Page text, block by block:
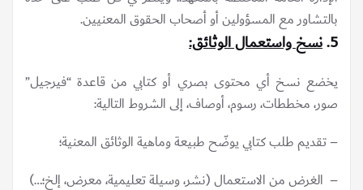
بالتشاور مع المسؤولين أو أصحاب الحقوق المعنيين.
5. نسخواستعمال الوثائق:
يخضع نسخ أي محتوى بصري أو كتابي من قاعدة “فيرجيل”
صور، مخططات، رسوم، أوصاف، إلى الشروط التالية:
– تقديم طلب كتابي يوضّح طبيعة وماهية الوثائق المعنية؛
– الغرض من الاستعمال (نشر، وسيلة تعليمية، معرض، إلخ؛…)